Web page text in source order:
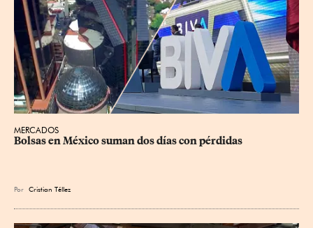
MERCADOS
Bolsas en México suman dos días con pérdidas
Por Cristian Téllez